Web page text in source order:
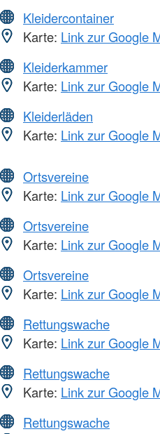
Kleidercontainer
Karte: Link zur Google
Kleiderkammer
Karte: Link zur Google
Kleiderläden
Karte: Link zur Google
Ortsvereine
Karte: Link zur Google
Ortsvereine
Karte: Link zur Google
Ortsvereine
Karte: Link zur Google
Rettungswache
Karte: Link zur Google
Rettungswache
Karte: Link zur Google
Rettungswache